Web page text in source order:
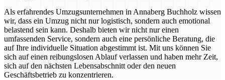
Als erfahrendes Umzugsunternehmen in Annaberg Buchholz wissen
wir, dass ein Umzug nicht nur logistisch, sondern auch emotional
belastend sein kann. Deshalb bieten wir nicht nur einen
umfassenden Service, sondern auch eine persönliche Beratung, die
auf Ihre individuelle Situation abgestimmt ist. Mit uns können Sie
sich auf einen reibungslosen Ablauf verlassen und haben mehr Zeit,
sich auf den nächsten Lebensabschnitt oder den neuen
Geschäftsbetrieb zu konzentrieren.